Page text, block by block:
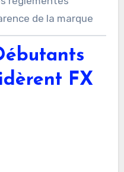
de la marque
FX